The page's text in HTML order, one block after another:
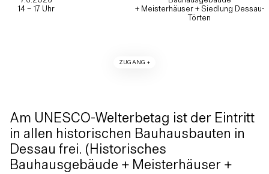
14 – 17 Uhr
+ Meisterhäuser + Siedlung Dessau-
Törten
ZUGANG +
Am UNESCO-Welterbetag ist der Eintritt
in allen historischen Bauhausbauten in
Dessau frei. (Historisches
Bauhausgebäude + Meisterhäuser +